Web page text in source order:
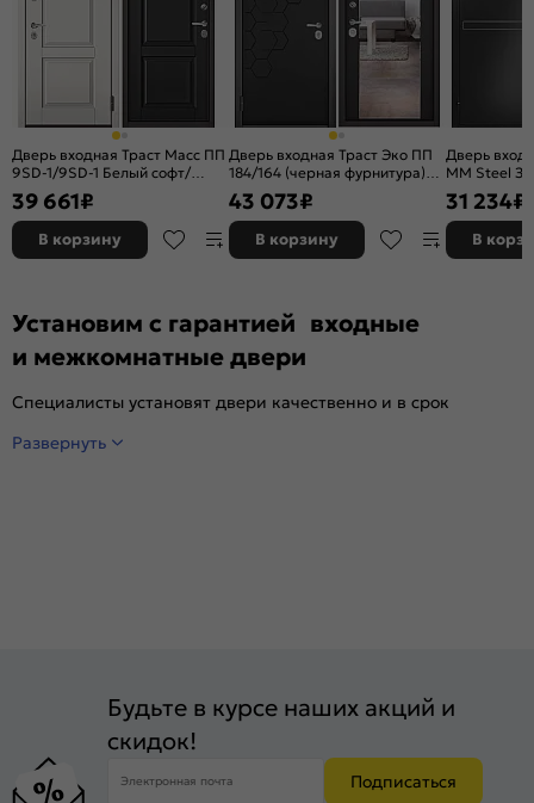
Дверь входная Траст Масс ПП
9SD-1/9SD-1 Белый софт/
Чёрный матовый, 2 замка, с
ночной задвижкой
39 661₽
В корзину
Дверь входная Траст Эко ПП
184/164 (черная фурнитура)
Чёрный матовый/Чёрный
матовый, с зеркалом, 2 замка,
с ночной задвижкой
43 073₽
В корзину
Дверь
ММ Steel
букле/
замка, с
31 234₽
В
Установим с гарантией входные
и межкомнатные двери
Специалисты установят двери качественно и в срок
Развернуть
Будьте в курсе наших акций и
скидок!
Электронная почта Подписаться